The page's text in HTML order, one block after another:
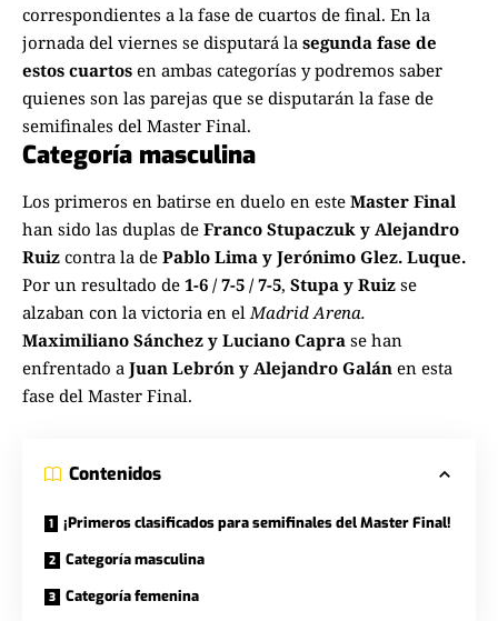
correspondientes a la fase de cuartos de final. En la
jornada del viernes se disputará la segunda fase de
estos cuartos en ambas categorías y podremos saber
quienes son las parejas que se disputarán la fase de
semifinales del Master Final.
Categoría masculina
Los primeros en batirse en duelo en este Master Final
han sido las duplas de Franco Stupaczuk y Alejandro
Ruiz contra la de Pablo Lima y Jerónimo Glez. Luque.
Por un resultado de 1-6 / 7-5 / 7-5, Stupa y Ruiz se
alzaban con la victoria en elMadrid Arena.
Maximiliano Sánchez y Luciano Capra se han
enfrentado a Juan Lebrón y Alejandro Galán en esta
fase del Master Final.
Contenidos
¡Primeros clasificados para semifinales del Master Final!
Categoría masculina
Categoría femenina